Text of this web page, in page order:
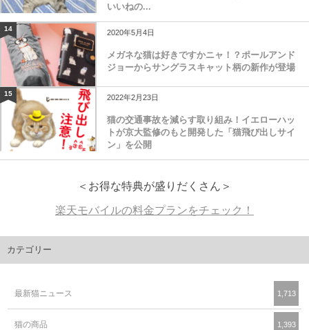
いいねの...
14 2020年5月4日
メガネな猫は好きですかニャ！？ポールアンド
ジョーからサングラスキャット柄の新作が登場
15 2022年2月23日
猫の交通事故を減らす取り組み！イエローハッ
トが京大監修のもと開発した「猫飛び出しサイ
ン」を公開
＜お得な特典が盛りだくさん＞
楽天モバイルの料金プランをチェック！
カテゴリー
最新猫ニュース 1,713
猫の商品 1,393